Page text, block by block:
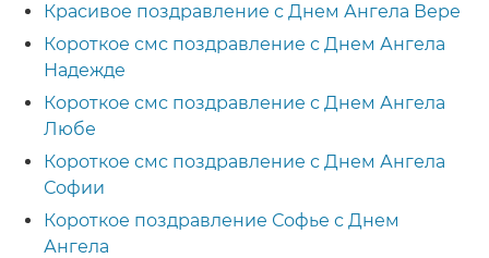
Красивое поздравление с Днем Ангела Вере
Короткое смс поздравление с Днем Ангела
Надежде
Короткое смс поздравление с Днем Ангела
Любе
Короткое смс поздравление с Днем Ангела
Софии
Короткое поздравление Софье с Днем
Ангела